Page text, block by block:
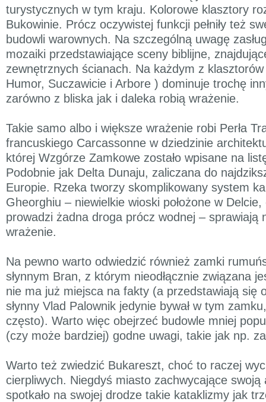
turystycznych w tym kraju. Kolorowe klasztory
Bukowinie. Prócz oczywistej funkcji pełniły też
budowli warownych. Na szczególną uwagę
mozaiki przedstawiające sceny biblijne,
zewnętrznych ścianach. Na każdym z
Humor, Suczawicie i Arbore ) dominuje trochę
zarówno z bliska jak i daleka robią wrażenie.
Takie samo albo i większe wrażenie robi Perła
francuskiego Carcassonne w dziedzinie
której Wzgórze Zamkowe zostało wpisane na
Podobnie jak Delta Dunaju, zaliczana do
Europie. Rzeka tworzy skomplikowany system
Gheorghiu – niewielkie wioski położone w
prowadzi żadna droga prócz wodnej – sprawiają
wrażenie.
Na pewno warto odwiedzić również zamki
słynnym Bran, z którym nieodłącznie związana
nie ma już miejsca na fakty (a przedstawiają się
słynny Vlad Palownik jedynie bywał w tym
często). Warto więc obejrzeć budowle mniej
(czy może bardziej) godne uwagi, takie jak np.
Warto też zwiedzić Bukareszt, choć to raczej
cierpliwych. Niegdyś miasto zachwycające swoją
spotkało na swojej drodze takie kataklizmy jak